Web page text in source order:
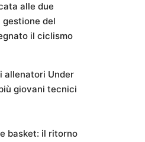
alle due
gestione del
il ciclismo
allenatori Under
giovani tecnici
basket: il ritorno